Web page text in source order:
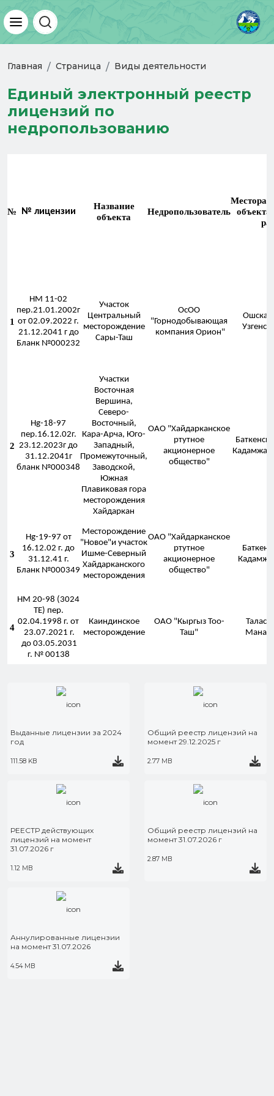
Главная Страница Виды деятельности
Единый электронный реестр
лицензий по
недропользованию
№ № лицензии
Название
объекта
Недропользователь
1
НМ 11-02
пер.21.01.2002г
от 02.09.2022 г.
21.12.2041 г до
Бланк №000232
Участок
Центральный
месторождение
Сары-Таш
ОсОО
"Горнодобывающая
компания Орион"
Ошская
2
Нg-18-97
пер.16.12.02г.
23.12.2023г до
31.12.2041г
бланк №000348
Участки
Восточная
Вершина,
Северо-
Восточный,
Кара-Арча, Юго-
Западный,
Промежуточный,
Заводской,
Южная
Плавиковая гора
месторождения
Хайдаркан
ОАО "Хайдарканское
ртутное
акционерное
общество"
3
Нg-19-97 от
16.12.02 г. до
31.12.41 г.
Бланк №000349
Месторождение
"Новое"и участок
Ишме-Северный
Хайдарканского
месторождения
ОАО "Хайдарканское
ртутное
акционерное
общество"
4
НМ 20-98 (3024
ТЕ) пер.
02.04.1998 г. от
23.07.2021 г.
до 03.05.2031
г. № 00138
Каиндинское
месторождение
ОАО "Кыргыз Тоо-
Таш"
Выданные лицензии за 2024
год
111.58 KB
Общий реестр лицензий на
момент 29.12.2025 г
2.77 MB
РЕЕСТР действующих
лицензий на момент
31.07.2026 г
1.12 MB
Общий реестр лицензий на
момент 31.07.2026 г
2.87 MB
Аннулированные лицензии
на момент 31.07.2026
4.54 MB